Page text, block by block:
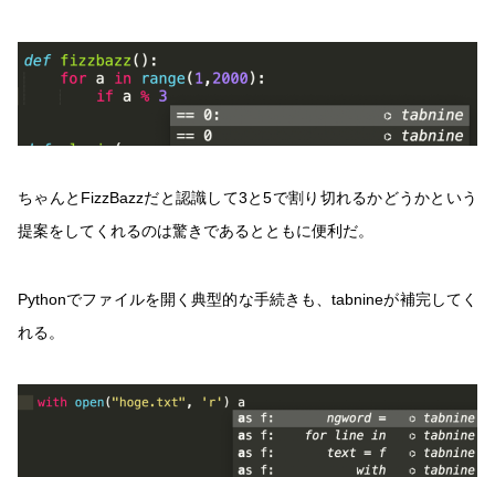
ちゃんとFizzBazzだと認識して3と5で割り切れるかどうかという
提案をしてくれるのは驚きであるとともに便利だ。
Pythonでファイルを開く典型的な手続きも、tabnineが補完してく
れる。